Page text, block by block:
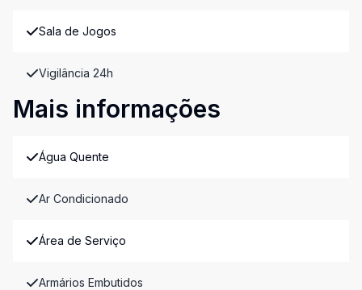
Sala de Jogos
Vigilância 24h
Mais informações
Água Quente
Ar Condicionado
Área de Serviço
Armários Embutidos